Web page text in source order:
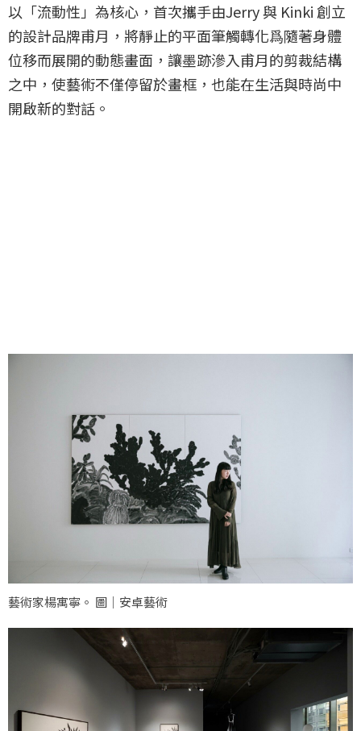
以「流動性」為核心，首次攜手由Jerry 與 Kinki 創立
的設計品牌甫月，將靜止的平面筆觸轉化爲隨著身體
位移而展開的動態畫面，讓墨跡滲入甫月的剪裁結構
之中，使藝術不僅停留於畫框，也能在生活與時尚中
開啟新的對話。
藝術家楊寓寧。 圖｜安卓藝術